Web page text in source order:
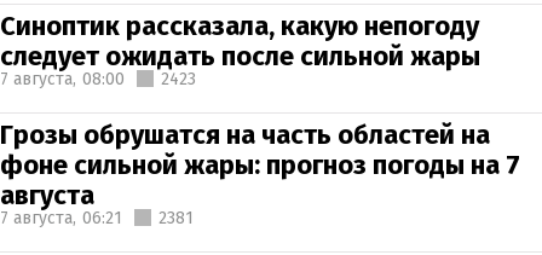
Синоптик рассказала, какую непогоду
следует ожидать после сильной жары
7 августа, 08:00 2423
Грозы обрушатся на часть областей на
фоне сильной жары: прогноз погоды на 7
августа
7 августа, 06:21 2381